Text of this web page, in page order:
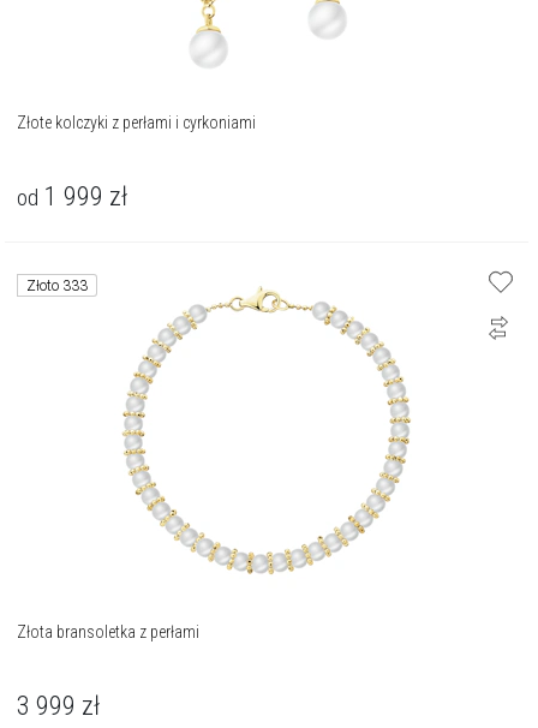
Złote kolczyki z perłami i cyrkoniami
od 1 999 zł
Złoto 333
Złota bransoletka z perłami
3 999 zł